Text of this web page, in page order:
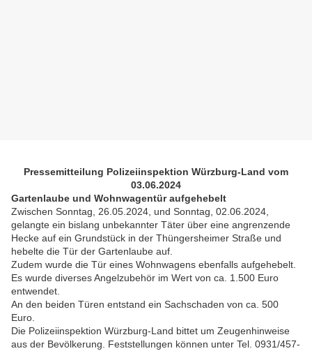
Pressemitteilung Polizeiinspektion Würzburg-Land vom
03.06.2024
Gartenlaube und Wohnwagentür aufgehebelt
Zwischen Sonntag, 26.05.2024, und Sonntag, 02.06.2024,
gelangte ein bislang unbekannter Täter über eine angrenzende
Hecke auf ein Grundstück in der Thüngersheimer Straße und
hebelte die Tür der Gartenlaube auf.
Zudem wurde die Tür eines Wohnwagens ebenfalls aufgehebelt.
Es wurde diverses Angelzubehör im Wert von ca. 1.500 Euro
entwendet.
An den beiden Türen entstand ein Sachschaden von ca. 500
Euro.
Die Polizeiinspektion Würzburg-Land bittet um Zeugenhinweise
aus der Bevölkerung. Feststellungen können unter Tel. 0931/457-